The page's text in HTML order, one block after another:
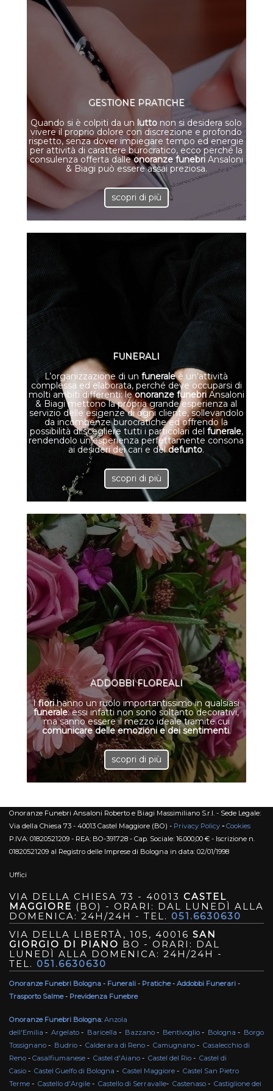
GESTIONE PRATICHE
Quando si è colpiti da un lutto non si desidera solo
vivere il proprio dolore con discrezione e profondo
rispetto, senza dover impiegare tempo ed energie
per attività di carattere burocratico, ecco perché la
consulenza offerta dalleonoranze funebriAnsaloni
& Biagi può essere assai preziosa.
FUNERALI
L’organizzazione di unfuneraleè un’attività
complessa ed elaborata, perché deve occuparsi di
molti ambiti differenti: leonoranze funebriAnsaloni
& Biagi mettono la propria grande esperienza al
servizio delle esigenze di ogni cliente, sollevandolo
da incombenze burocratiche ed offrendo la
possibilità di scegliere tutti i particolari del funerale,
rendendolo un’esperienza perfettamente consona
ai desideri dei cari e deldefunto.
ADDOBBI FLOREALI
Ifiorihanno un ruolo importantissimo in qualsiasi
funerale: essi infatti non sono soltanto decorativi,
ma sanno essere il mezzo ideale tramite cui
comunicare delle emozioni e dei sentimenti.
Onoranze Funebri Ansaloni Roberto e Biagi Massimiliano S.r.l. - Sede Legale:
Via della Chiesa 73 - 40013 Castel Maggiore (BO) - Privacy Policy- Cookies
P.IVA: 01820521209 - REA: BO-391728 - Cap. Sociale: 16.000,00 € - Iscrizione n.
01820521209 al Registro delle Imprese di Bologna in data: 02/01/1998
Uffici
VIA DELLA CHIESA 73 - 40013 CASTEL
MAGGIORE (BO) - ORARI: DAL LUNEDÌ ALLA
DOMENICA: 24H/24H - TEL. 051.6630630
VIA DELLA LIBERTÀ, 105, 40016 SAN
GIORGIO DI PIANO BO - ORARI: DAL
LUNEDÌ ALLA DOMENICA: 24H/24H -
TEL. 051.6630630
Onoranze Funebri Bologna- Funerali- Pratiche- Addobbi Funerari-
Trasporto Salme- Previdenza Funebre
Onoranze Funebri Bologna: Anzola
dell'Emilia - Argelato- Baricella - Bazzano- Bentivoglio- Bologna - Borgo
Tossignano- Budrio- Calderara di Reno- Camugnano- Casalecchio di
Reno- Casalfiumanese- Castel d'Aiano- Castel del Rio- Castel di
Casio- Castel Guelfo di Bologna - Castel Maggiore- Castel San Pietro
Terme- Castello d'Argile- Castello di Serravalle- Castenaso- Castiglione dei